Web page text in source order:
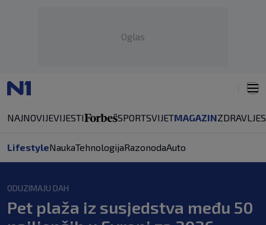
Oglas
NAJNOVIJEVIJESTI SPORTSVIJETMAGAZINZDRAVLJE
LifestyleNaukaTehnologijaRazonodaAuto
ODUZIMAJU DAH
Pet plaža iz susjedstva među 50